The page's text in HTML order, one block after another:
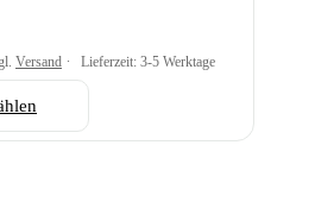
Versand Lieferzeit: 3-5 Werktage
Produkt
weist